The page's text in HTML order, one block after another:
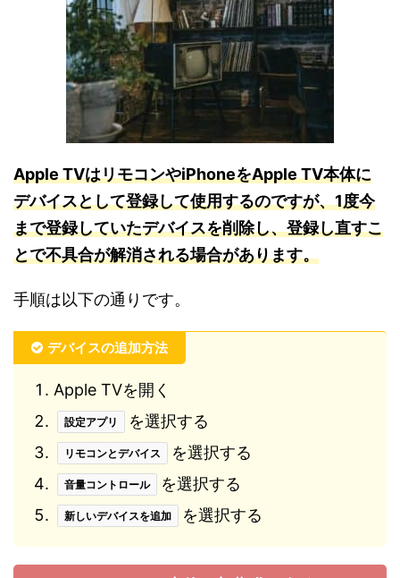
Apple TVはリモコンやiPhoneをApple TV本体に
デバイスとして登録して使用するのですが、1度今
まで登録していたデバイスを削除し、登録し直すこ
とで不具合が解消される場合があります。
手順は以下の通りです。
デバイスの追加方法
Apple TVを開く
設定アプリ を選択する
リモコンとデバイス を選択する
音量コントロール を選択する
新しいデバイスを追加 を選択する